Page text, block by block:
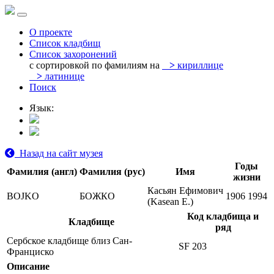
О проекте
Список кладбищ
Список захоронений
с сортировкой по фамилиям на
> кириллице
> латинице
Поиск
Язык:
Назад на сайт музея
Фамилия (англ) Фамилия (рус) Имя
Годы
жизни
BOJKO
БОЖКО
Касьян Ефимович
(Kasean E.)
1906 1994
Кладбище
Код кладбища и
ряд
Сербское кладбище близ Сан-
Франциско
SF 203
Описание